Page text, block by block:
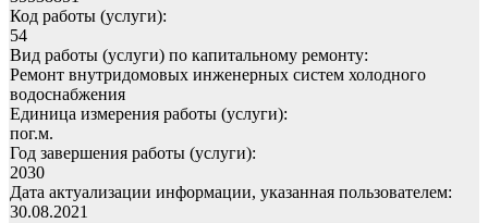
Код работы (услуги):
54
Вид работы (услуги) по капитальному ремонту:
Ремонт внутридомовых инженерных систем холодного
водоснабжения
Единица измерения работы (услуги):
пог.м.
Год завершения работы (услуги):
2030
Дата актуализации информации, указанная пользователем:
30.08.2021